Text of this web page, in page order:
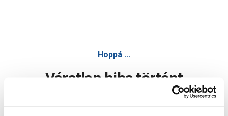
Hoppá ...
Váratlan hiba történt